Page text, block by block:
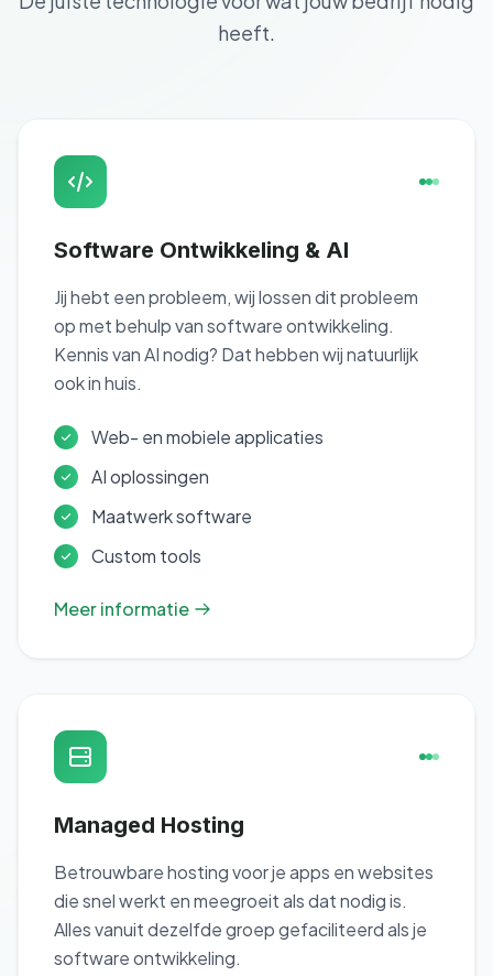
heeft.
Software Ontwikkeling & AI
Jij hebt een probleem, wij lossen dit probleem
op met behulp van software ontwikkeling.
Kennis van AI nodig? Dat hebben wij natuurlijk
ook in huis.
Web- en mobiele applicaties
AI oplossingen
Maatwerk software
Custom tools
Meer informatie
Managed Hosting
Betrouwbare hosting voor je apps en websites
die snel werkt en meegroeit als dat nodig is.
Alles vanuit dezelfde groep gefaciliteerd als je
software ontwikkeling.